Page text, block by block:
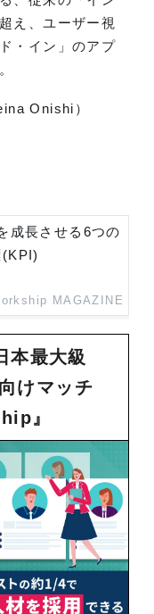
え、ユーザー視
・イン」のアプ
Onishi）
成長させる6つの
(KPI)
MAGAZINE
本最大級
けマッチ
』